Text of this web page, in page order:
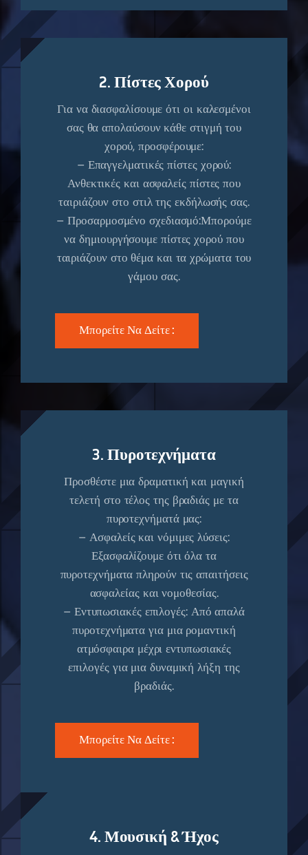
2. Πίστες Χορού
Για να διασφαλίσουμε ότι οι καλεσμένοι
σας θα απολαύσουν κάθε στιγμή του
χορού, προσφέρουμε:
– Επαγγελματικές πίστες χορού:
Ανθεκτικές και ασφαλείς πίστες που
ταιριάζουν στο στιλ της εκδήλωσής σας.
– Προσαρμοσμένο σχεδιασμό:Μπορούμε
να δημιουργήσουμε πίστες χορού που
ταιριάζουν στο θέμα και τα χρώματα του
γάμου σας.
Μπορείτε Να Δείτε :
3. Πυροτεχνήματα
Προσθέστε μια δραματική και μαγική
τελετή στο τέλος της βραδιάς με τα
πυροτεχνήματά μας:
– Ασφαλείς και νόμιμες λύσεις:
Εξασφαλίζουμε ότι όλα τα
πυροτεχνήματα πληρούν τις απαιτήσεις
ασφαλείας και νομοθεσίας.
– Εντυπωσιακές επιλογές: Από απαλά
πυροτεχνήματα για μια ρομαντική
ατμόσφαιρα μέχρι εντυπωσιακές
επιλογές για μια δυναμική λήξη της
βραδιάς.
Μπορείτε Να Δείτε :
4. Μουσική & Ήχος